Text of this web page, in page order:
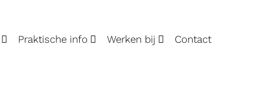
Praktische info Werken bij Contact